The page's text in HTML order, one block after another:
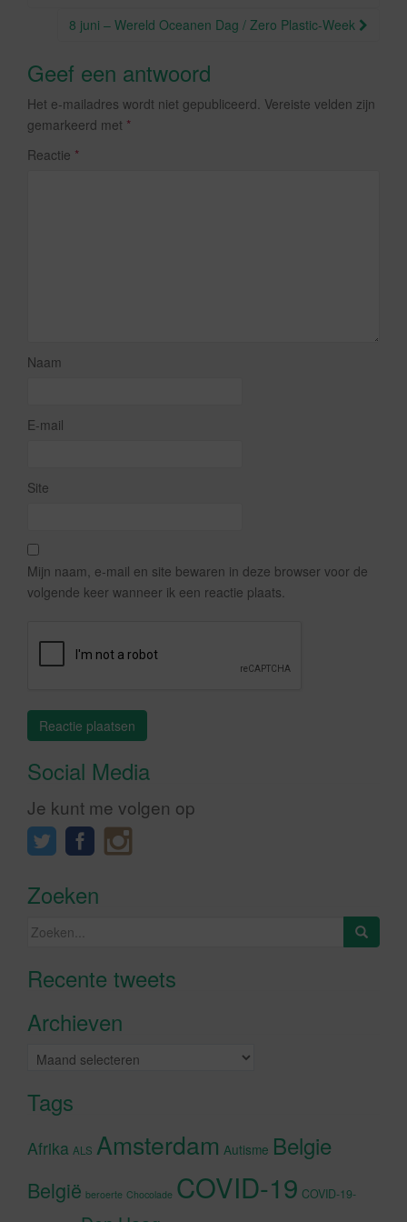
8 juni – Wereld Oceanen Dag / Zero Plastic-Week
Geef een antwoord
Het e-mailadres wordt niet gepubliceerd. Vereiste velden zijn
gemarkeerd met *
Reactie *
Naam
E-mail
Site
Mijn naam, e-mail en site bewaren in deze browser voor de
volgende keer wanneer ik een reactie plaats.
Social Media
Je kunt me volgen op
Zoeken
Zoeken
Recente tweetsKlik om marketing cookies te
Archieven
Archieven
Tags
Afrika ALS Amsterdam Autisme Belgie
België beroerte Chocolade COVID-19 COVID-19-